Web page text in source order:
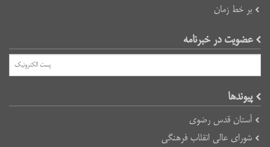
بر خط زمان
عضویت در خبرنامه
پیوند‌ها
آستان قدس رضوی
شورای عالی انقلاب فرهنگی